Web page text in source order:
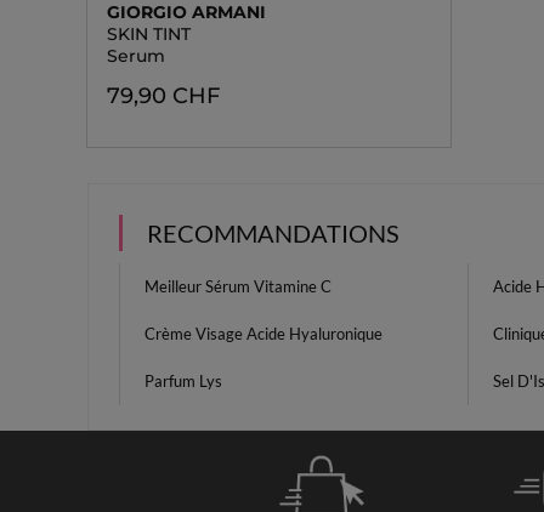
GIORGIO ARMANI
SKIN TINT
Serum
79,90 CHF
RECOMMANDATIONS
Meilleur Sérum Vitamine C Acide
Crème Visage Acide Hyaluronique
Parfum Lys Sel